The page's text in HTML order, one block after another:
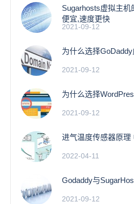
Sugarhosts虚拟主机
便宜,速度更快
2021-09-12
为什么选择
2021-09-12
为什么选择
2021-09-12
进气温度传感器原理
2022-04-11
Godaddy与
2021-09-12